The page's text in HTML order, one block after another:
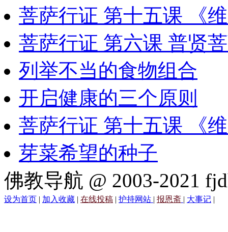
菩萨行证 第十五课 《
菩萨行证 第六课 普贤
列举不当的食物组合
开启健康的三个原则
菩萨行证 第十五课 《
芽菜希望的种子
佛教导航 @ 2003-2021
设为首页 | 加入收藏 | 在线投稿 | 护持网站 | 报恩斋 | 大事记 |